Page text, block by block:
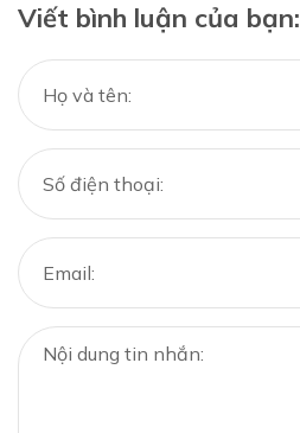
Viết bình luận của bạn: